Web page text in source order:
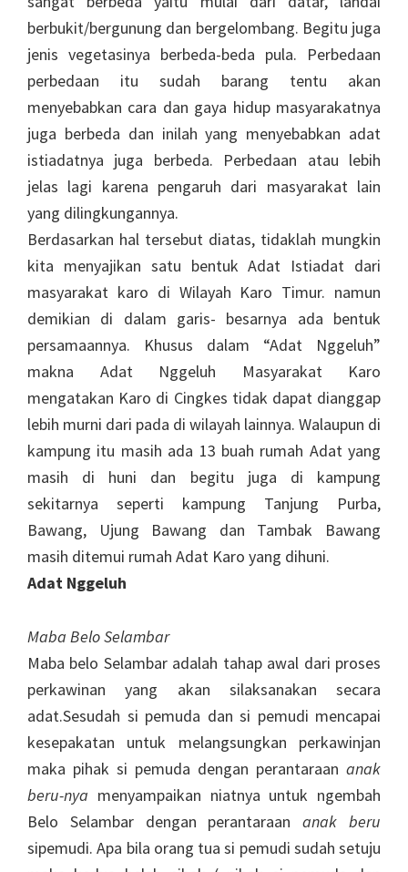
berbukit/bergunung dan bergelombang. Begitu juga
jenis vegetasinya berbeda-beda pula. Perbedaan
perbedaan itu sudah barang tentu akan
menyebabkan cara dan gaya hidup masyarakatnya
juga berbeda dan inilah yang menyebabkan adat
istiadatnya juga berbeda. Perbedaan atau lebih
jelas lagi karena pengaruh dari masyarakat lain
yang dilingkungannya.
Berdasarkan hal tersebut diatas, tidaklah mungkin
kita menyajikan satu bentuk Adat Istiadat dari
masyarakat karo di Wilayah Karo Timur. namun
demikian di dalam garis- besarnya ada bentuk
persamaannya. Khusus dalam “Adat Nggeluh”
makna Adat Nggeluh Masyarakat Karo
mengatakan Karo di Cingkes tidak dapat dianggap
lebih murni dari pada di wilayah lainnya. Walaupun di
kampung itu masih ada 13 buah rumah Adat yang
masih di huni dan begitu juga di kampung
sekitarnya seperti kampung Tanjung Purba,
Bawang, Ujung Bawang dan Tambak Bawang
masih ditemui rumah Adat Karo yang dihuni.
Adat Nggeluh
Maba Belo Selambar
Maba belo Selambar adalah tahap awal dari proses
perkawinan yang akan silaksanakan secara
adat.Sesudah si pemuda dan si pemudi mencapai
kesepakatan untuk melangsungkan perkawinjan
maka pihak si pemuda dengan perantaraan anak
beru-nya menyampaikan niatnya untuk ngembah
Belo Selambar dengan perantaraananak beru
sipemudi. Apa bila orang tua si pemudi sudah setuju